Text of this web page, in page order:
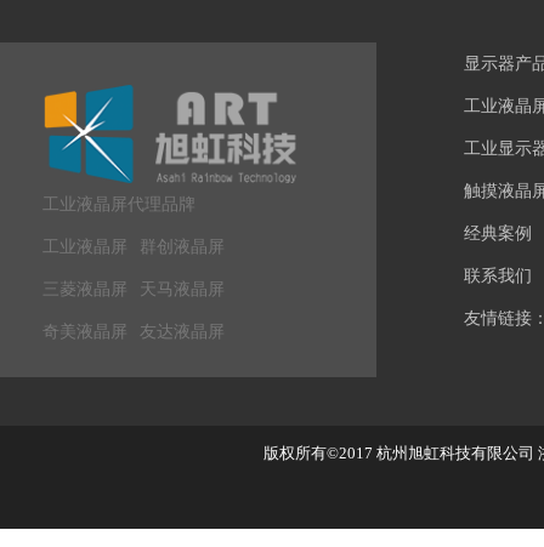
工业液晶屏代理品牌
工业液晶屏 群创液晶屏
三菱液晶屏 天马液晶屏
奇美液晶屏 友达液晶屏
显示器产
工业液晶
工业显示
触摸液晶
经典案例
联系我们
友情链接
版权所有©2017 杭州旭虹科技有限公司